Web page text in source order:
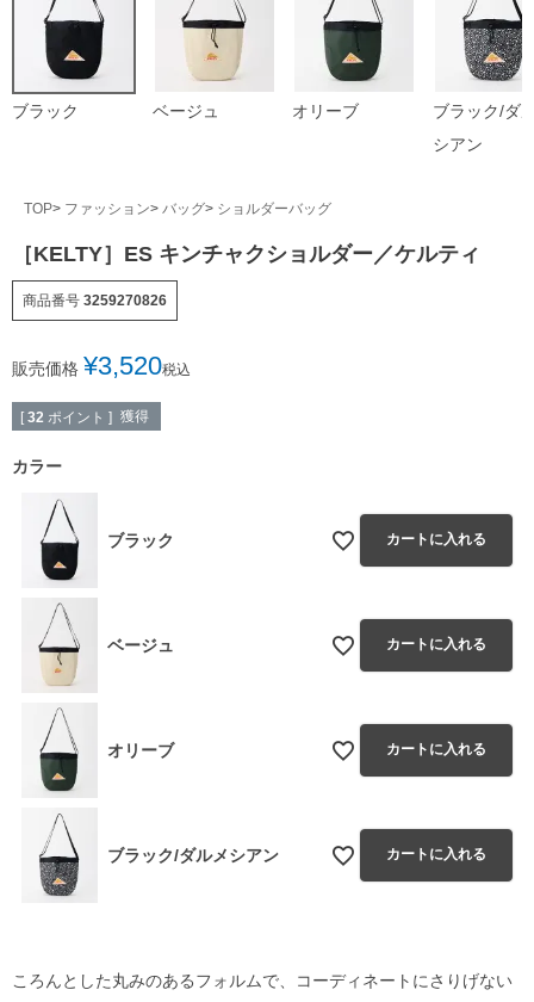
ブラック ベージュ オリーブ
ブラック/ダ
シアン
TOP ファッション バッグ ショルダーバッグ
［KELTY］ES キンチャクショルダー／ケルティ
商品番号 3259270826
販売価格 ¥3,520税込
[ 32 ポイント ] 獲得
カラー
ブラック カートに入れる
ベージュ カートに入れる
オリーブ カートに入れる
ブラック/ダルメシアン カートに入れる
ころんとした丸みのあるフォルムで、コーディネートにさりげない